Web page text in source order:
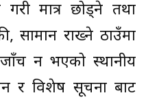
मात्र छोड्ने तथा
सामान राख्ने ठाउँमा
न भएको स्थानीय
र विशेष सूचना बाट